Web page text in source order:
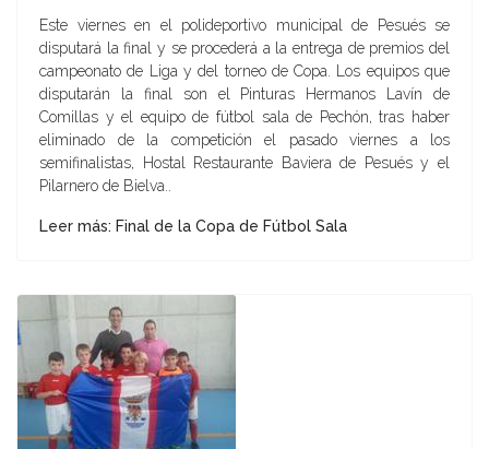
Este viernes en el polideportivo municipal de Pesués se
disputará la final y se procederá a la entrega de premios del
campeonato de Liga y del torneo de Copa. Los equipos que
disputarán la final son el Pinturas Hermanos Lavín de
Comillas y el equipo de fútbol sala de Pechón, tras haber
eliminado de la competición el pasado viernes a los
semifinalistas, Hostal Restaurante Baviera de Pesués y el
Pilarnero de Bielva..
Leer más: Final de la Copa de Fútbol Sala